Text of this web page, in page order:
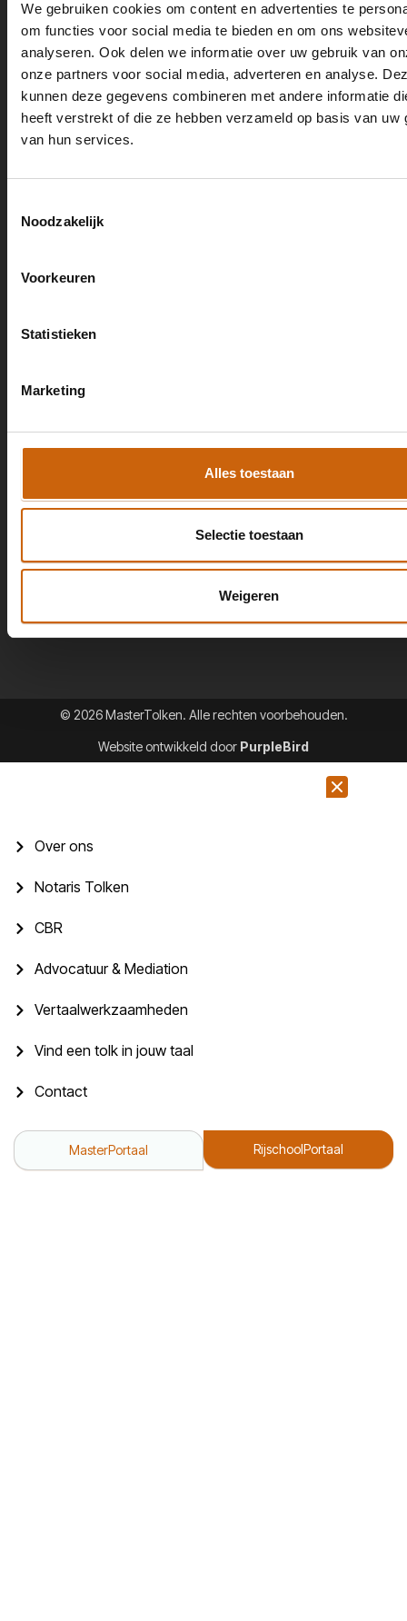
We gebruiken cookies om content en advertenties te
om functies voor social media te bieden en om ons
analyseren. Ook delen we informatie over uw gebruik van
onze partners voor social media, adverteren en analyse.
kunnen deze gegevens combineren met andere informatie
heeft verstrekt of die ze hebben verzameld op basis van uw
van hun services.
Noodzakelijk
Voorkeuren
Statistieken
Marketing
Alles toestaan
Selectie toestaan
Weigeren
Groningen
Haarlem
Nijmegen
Tilburg
Utrecht
Beëdigde tolk Arabisch
Beëdigde tolk Chinees
Beëdigde tolk Engels
Beëdigde tolk Oekraïens
Beëdigde tolk Spaans
Of onze andere 75+ talen
© 2026 MasterTolken. Alle rechten voorbehouden.
Website ontwikkeld door PurpleBird
Over ons
Notaris Tolken
CBR
Advocatuur & Mediation
Vertaalwerkzaamheden
Vind een tolk in jouw taal
Contact
MasterPortaal RijschoolPortaal